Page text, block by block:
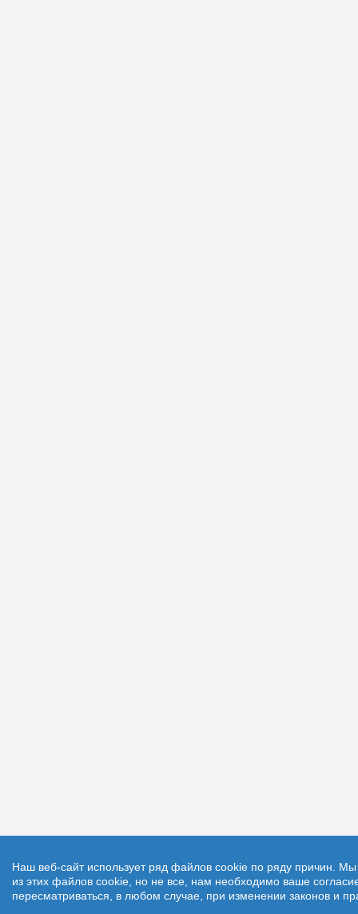
Наш веб-сайт использует ряд файлов cookie по ряду причин.
из этих файлов cookie, но не все, нам необходимо ваше
пересматриваться, в любом случае, при изменении законов и